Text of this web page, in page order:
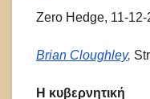
Zero Hedge, 11-12-
Brian Cloughley,
H κυβερνητική